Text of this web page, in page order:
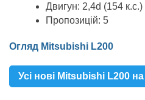
Двигун: 2,4d (154 к.с.)
Пропозицій: 5
Огляд Mitsubishi L200
Усі нові Mitsubishi L200